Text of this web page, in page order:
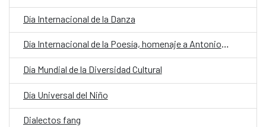
Día Internacional de la Danza
Día Internacional de la Poesía, homenaje a Antonio Machado
Día Mundial de la Diversidad Cultural
Día Universal del Niño
Dialectos fang